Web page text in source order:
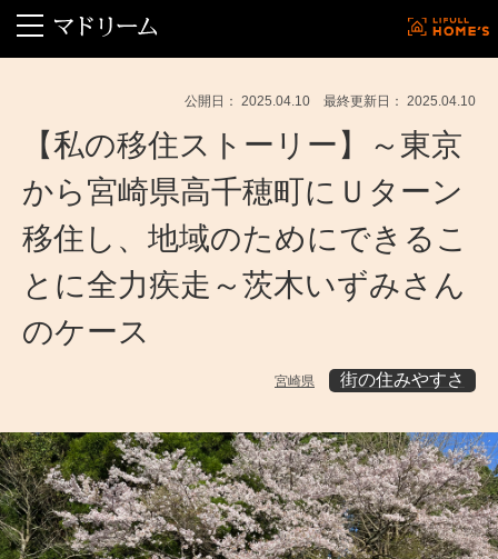
公開日： 2025.04.10 最終更新日： 2025.04.10
【私の移住ストーリー】～東京
から宮崎県高千穂町にＵターン
移住し、地域のためにできるこ
とに全力疾走～茨木いずみさん
のケース
宮崎県 街の住みやすさ